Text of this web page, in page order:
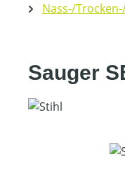
Nass-/
Sauger
Bildergalerie